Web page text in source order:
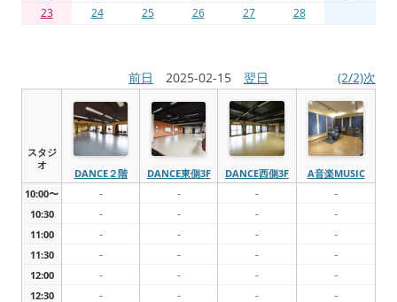
23
24 25 26 27 28
前日 2025-02-15 翌日 (2/2)次
スタジ
オ
DANCE２階 DANCE東側3F DANCE西側3F
A音楽MUSIC
10:00〜
- - - -
10:30 - - - -
11:00 - - - -
11:30 - - - -
12:00 - - - -
12:30 - - - -